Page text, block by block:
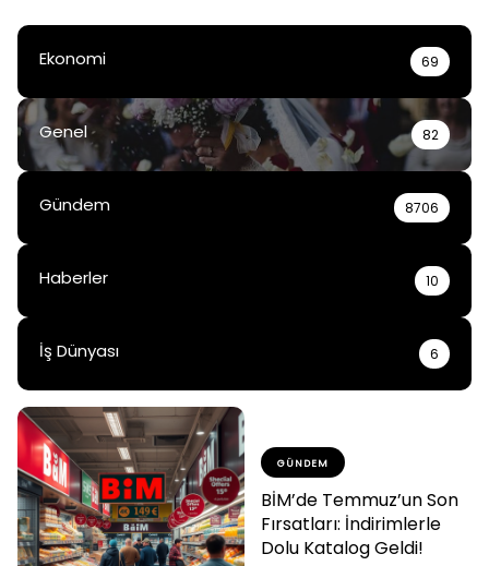
Ekonomi 69
Genel 82
Gündem 8706
Haberler 10
İş Dünyası 6
GÜNDEM
BİM’de Temmuz’un Son
Fırsatları: İndirimlerle
Dolu Katalog Geldi!